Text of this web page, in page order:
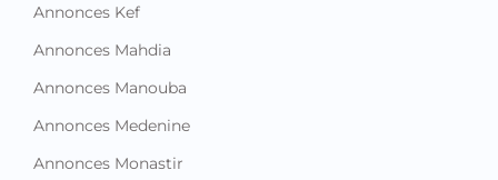
Annonces Kef
Annonces Mahdia
Annonces Manouba
Annonces Medenine
Annonces Monastir